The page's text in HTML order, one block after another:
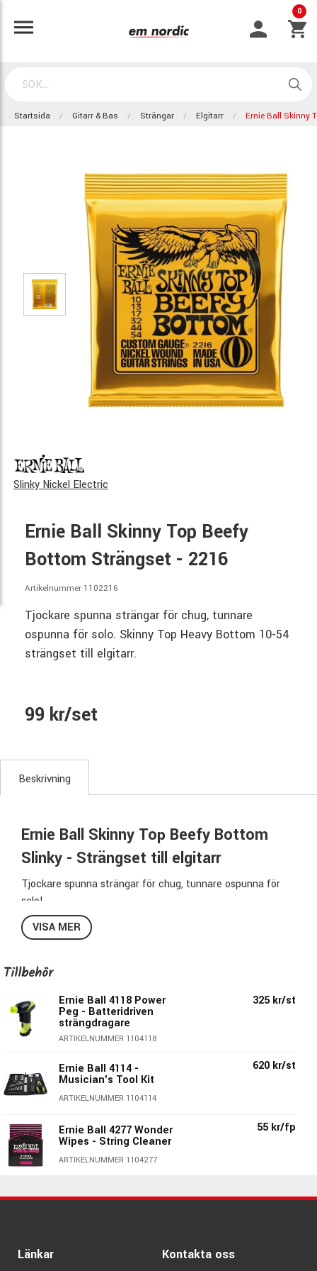
0
Startsida Gitarr & Bas Strängar Elgitarr Ernie Ball Skinny
Slinky Nickel Electric
Ernie Ball Skinny Top Beefy
Bottom Strängset - 2216
Artikelnummer 1102216
Tjockare spunna strängar för chug, tunnare
ospunna för solo. Skinny Top Heavy Bottom 10-54
strängset till elgitarr.
99 kr/set
Beskrivning
Ernie Ball Skinny Top Beefy Bottom
Slinky - Strängset till elgitarr
Tjockare spunna strängar för chug, tunnare ospunna för
solo!
Dom spunna stängarna i Slinky-serien har en hexformad
kärna av tennplätterad stål som lindas med nickelpläterat
Plain-strängarna är tillverkade av tennplätterat kolstål som
klar & balanserad ton.
Ernie Ball's Slinky-strängar är det självklara
strängvalet för mängder av gitarrister världen över!
Skinny Top Beefy Bottom 2216:
E:010
G: 017
D:032 spunnen
A:
044 spunnen
VISA MER
Tillbehör
Ernie Ball 4118 Power
Peg - Batteridriven
strängdragare
ARTIKELNUMMER 1104118
325 kr/st
Ernie Ball 4114 -
Musician's Tool Kit
ARTIKELNUMMER 1104114
620 kr/st
Ernie Ball 4277 Wonder
Wipes - String Cleaner
ARTIKELNUMMER 1104277
55 kr/fp
Pegwinder Plus
Länkar Kontakta oss